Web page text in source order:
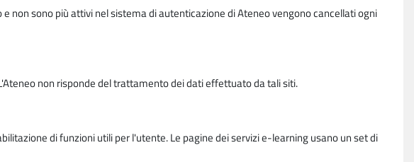
non sono più attivi nel sistema di autenticazione di Ateneo vengono cancellati ogni
non risponde del trattamento dei dati effettuato da tali siti.
di funzioni utili per l'utente. Le pagine dei servizi e-learning usano un set di